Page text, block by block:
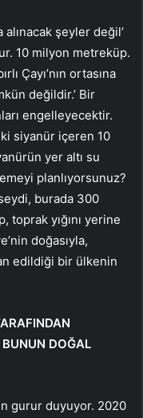
alınacak şeyler değil’
10 milyon metreküp.
Çayı’nın ortasına
değildir.’ Bir
engelleyecektir.
siyanür içeren 10
yer altı su
planlıyorsunuz?
burada 300
toprak yığını yerine
doğasıyla,
edildiği bir ülkenin
DOĞAL
gurur duyuyor. 2020